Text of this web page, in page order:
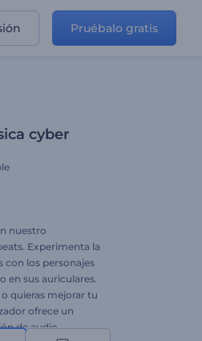
Pruébalo gratis
cyber
nuestro
Experimenta la
con los personajes
en sus auriculares.
quieras mejorar tu
ofrece un
de audio.